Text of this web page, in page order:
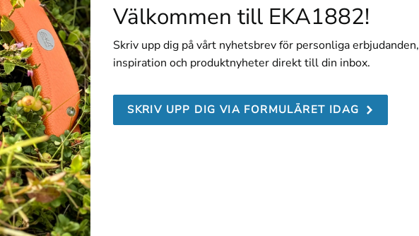
Välkommen till EKA1882!
Skriv upp dig på vårt nyhetsbrev för personliga erbjudanden,
inspiration och produktnyheter direkt till din inbox.
SKRIV UPP DIG VIA FORMULÄRET IDAG